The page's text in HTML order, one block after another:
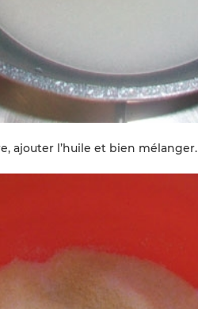
ajouter l’huile et bien mélanger.